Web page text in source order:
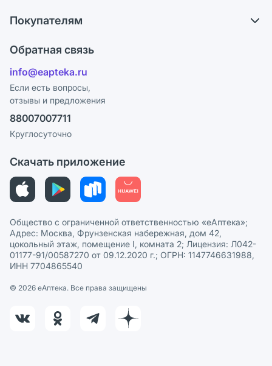
Ответы на вопросы
Блог
Карьера
Поставщики
Лицензия
Реклама на сайте
Ваши товары на ЕАПТЕКЕ
Покупателям
Программа СберСпасибо
Политика конфиденциальности
Пользовательское соглашение
Политика рекомендаций
Этика и соответствие
Политика в отношении обработки персональных данных
Обратная связь
info@eapteka.ru
Если есть вопросы,
отзывы и предложения
88007007711
Круглосуточно
Скачать приложение
Общество с ограниченной ответственностью «еАптека»;
Адрес: Москва, Фрунзенская набережная, дом 42,
цокольный этаж, помещение I, комната 2; Лицензия: Л042-
01177-91/00587270 от 09.12.2020 г.; ОГРН: 1147746631988,
ИНН 7704865540
© 2026 eАптека. Все права защищены